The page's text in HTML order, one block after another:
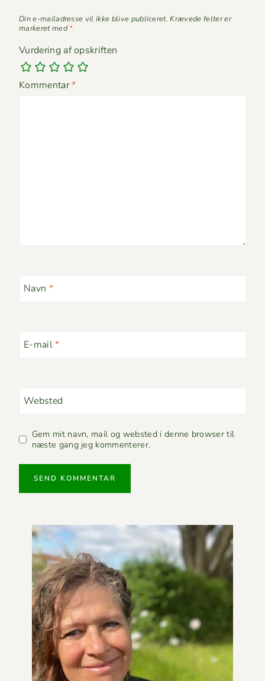
Din e-mailadresse vil ikke blive publiceret. Krævede felter er
markeret med*
Vurdering af opskriften
Kommentar*
Navn *
E-mail*
Websted
Gem mit navn, mail og websted i denne browser til
næste gang jeg kommenterer.